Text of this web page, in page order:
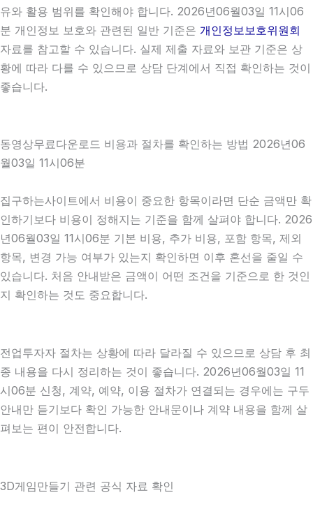
유와 활용 범위를 확인해야 합니다. 2026년06월03일 11시06
분 개인정보 보호와 관련된 일반 기준은 개인정보보호위원회
자료를 참고할 수 있습니다. 실제 제출 자료와 보관 기준은 상
황에 따라 다를 수 있으므로 상담 단계에서 직접 확인하는 것이
좋습니다.
동영상무료다운로드 비용과 절차를 확인하는 방법 2026년06
월03일 11시06분
집구하는사이트에서 비용이 중요한 항목이라면 단순 금액만 확
인하기보다 비용이 정해지는 기준을 함께 살펴야 합니다. 2026
년06월03일 11시06분 기본 비용, 추가 비용, 포함 항목, 제외
항목, 변경 가능 여부가 있는지 확인하면 이후 혼선을 줄일 수
있습니다. 처음 안내받은 금액이 어떤 조건을 기준으로 한 것인
지 확인하는 것도 중요합니다.
전업투자자 절차는 상황에 따라 달라질 수 있으므로 상담 후 최
종 내용을 다시 정리하는 것이 좋습니다. 2026년06월03일 11
시06분 신청, 계약, 예약, 이용 절차가 연결되는 경우에는 구두
안내만 듣기보다 확인 가능한 안내문이나 계약 내용을 함께 살
펴보는 편이 안전합니다.
3D게임만들기 관련 공식 자료 확인